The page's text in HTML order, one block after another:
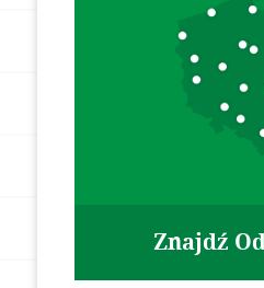
Znajdź